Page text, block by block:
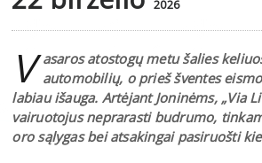
2026
V asaros atostogų metu šalies
automobilių, o prieš šventes
labiau išauga. Artėjant Joninėms, „Via
vairuotojus neprarasti budrumo,
oro sąlygas bei atsakingai pasiruošti